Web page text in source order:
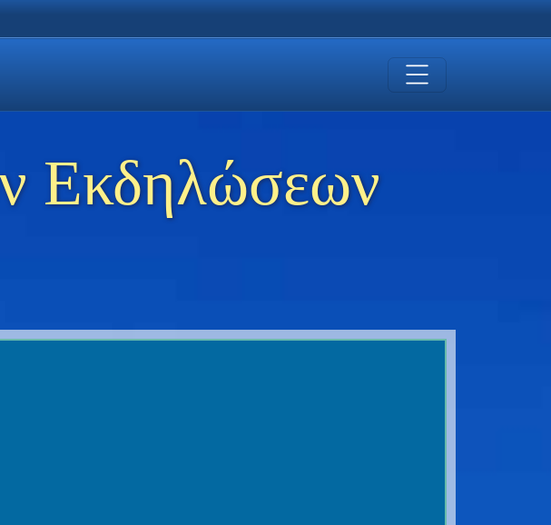
Εκδηλώσεων